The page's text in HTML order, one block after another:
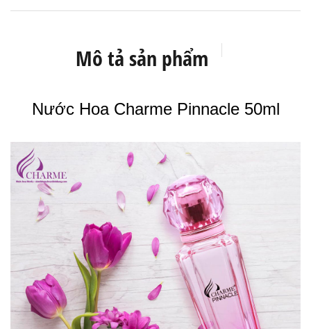
Mô tả sản phẩm
Nước Hoa Charme Pinnacle 50ml